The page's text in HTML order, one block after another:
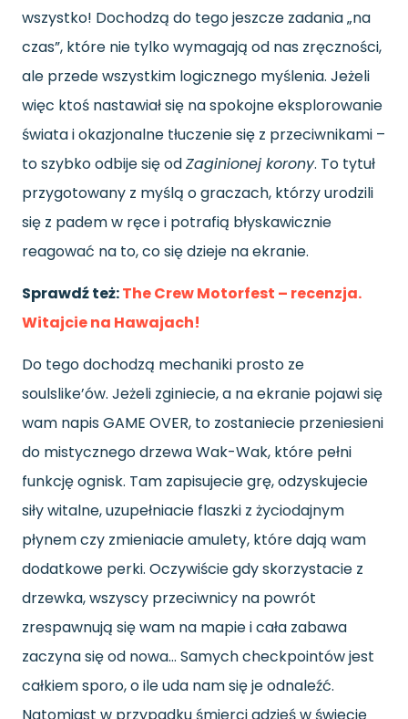
wszystko! Dochodzą do tego jeszcze zadania „na
czas”, które nie tylko wymagają od nas zręczności,
ale przede wszystkim logicznego myślenia. Jeżeli
więc ktoś nastawiał się na spokojne eksplorowanie
świata i okazjonalne tłuczenie się z przeciwnikami –
to szybko odbije się odZaginionej korony. To tytuł
przygotowany z myślą o graczach, którzy urodzili
się z padem w ręce i potrafią błyskawicznie
reagować na to, co się dzieje na ekranie.
Sprawdź też:The Crew Motorfest – recenzja.
Witajcie na Hawajach!
Do tego dochodzą mechaniki prosto ze
soulslike’ów. Jeżeli zginiecie, a na ekranie pojawi się
wam napis GAME OVER, to zostaniecie przeniesieni
do mistycznego drzewa Wak-Wak, które pełni
funkcję ognisk. Tam zapisujecie grę, odzyskujecie
siły witalne, uzupełniacie flaszki z życiodajnym
płynem czy zmieniacie amulety, które dają wam
dodatkowe perki. Oczywiście gdy skorzystacie z
drzewka, wszyscy przeciwnicy na powrót
zrespawnują się wam na mapie i cała zabawa
zaczyna się od nowa… Samych checkpointów jest
całkiem sporo, o ile uda nam się je odnaleźć.